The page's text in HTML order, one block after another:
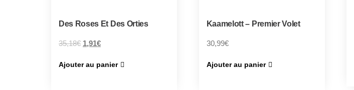
Des Roses Et Des Orties
35,18€ 1,91€
Ajouter au panier
Kaamelott – Premier Volet
30,99€
Ajouter au panier